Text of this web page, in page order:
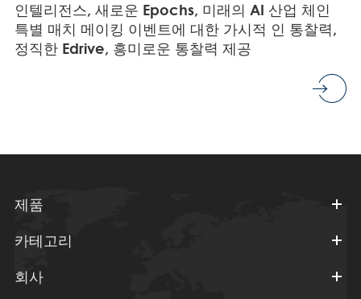
인텔리전스, 새로운 Epochs, 미래의 AI 산업 체인
특별 매치 메이킹 이벤트에 대한 가시적 인 통찰력,
정직한 Edrive, 흥미로운 통찰력 제공
제품
카테고리
회사